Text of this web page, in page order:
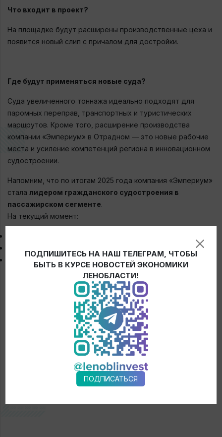
Что входит в проект?
На площадке будут расширены производственные цеха и
появится новый слип с причалом для достройки.
Где будут применяться новые суда?
Суда увеличенного тоннажа идеально подходят для
паромных переправ, транспортных и туристических
маршрутов. Кроме того, расширение производства
компании «Эмпериум» в Отрадном — это новые рабочие
места и усиление компетенций региона в инновационном
судостроении.
Напомним, что по итогам 2025 года компания «Эмпериум»
стала лидером гражданского судостроения в
пассажирском сегменте.
На текущий момент:
эксплуатационный пробег —
17,7 млн
пассажиро-
Проект расширения мощностей сопровождает
ПОДПИШИТЕСЬ НА НАШ ТЕЛЕГРАМ, ЧТОБЫ
БЫТЬ В КУРСЕ НОВОСТЕЙ ЭКОНОМИКИ
ЛЕНОБЛАСТИ!
ПОДПИСАТЬСЯ